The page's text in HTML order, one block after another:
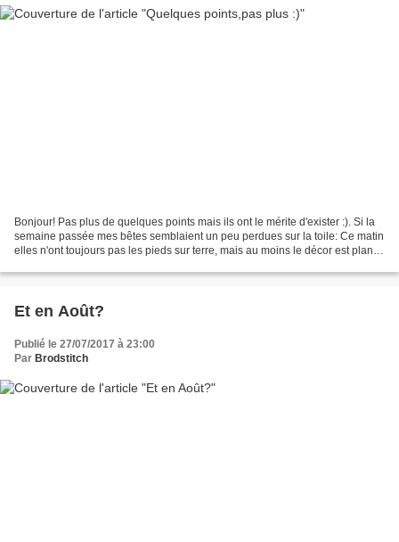
Bonjour! Pas plus de quelques points mais ils ont le mérite d'exister :). Si la
semaine passée mes bêtes semblaient un peu perdues sur la toile: Ce matin
elles n'ont toujours pas les pieds sur terre, mais au moins le décor est planté:
Et en Août?
Publié le 27/07/2017 à 23:00
Par Brodstitch